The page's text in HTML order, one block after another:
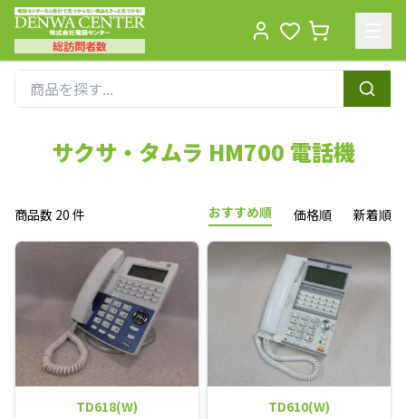
総訪問者数
サクサ・タムラ HM700 電話機
商品数 20 件 おすすめ順 価格順 新着順
TD618(W) TD610(W)